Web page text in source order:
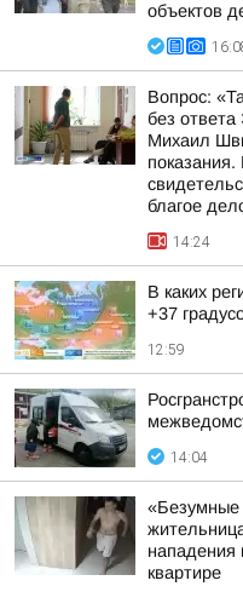
объектов
Вопрос:
без ответа
Михаил
благое
14:24
В каких
+37
12:59
14:04
«Безумные
нападения
квартире